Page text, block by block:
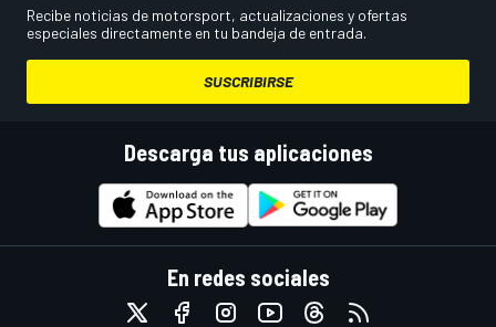
Recibe noticias de motorsport, actualizaciones y ofertas
especiales directamente en tu bandeja de entrada.
SUSCRIBIRSE
Descarga tus aplicaciones
En redes sociales